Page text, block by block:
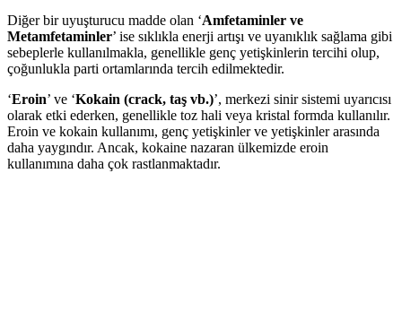
Diğer bir uyuşturucu madde olan ‘Amfetaminler ve
Metamfetaminler’ ise sıklıkla enerji artışı ve uyanıklık sağlama gibi
sebeplerle kullanılmakla, genellikle genç yetişkinlerin tercihi olup,
çoğunlukla parti ortamlarında tercih edilmektedir.
‘Eroin’ ve ‘Kokain (crack, taş vb.)’, merkezi sinir sistemi uyarıcısı
olarak etki ederken, genellikle toz hali veya kristal formda kullanılır.
Eroin ve kokain kullanımı, genç yetişkinler ve yetişkinler arasında
daha yaygındır. Ancak, kokaine nazaran ülkemizde eroin
kullanımına daha çok rastlanmaktadır.